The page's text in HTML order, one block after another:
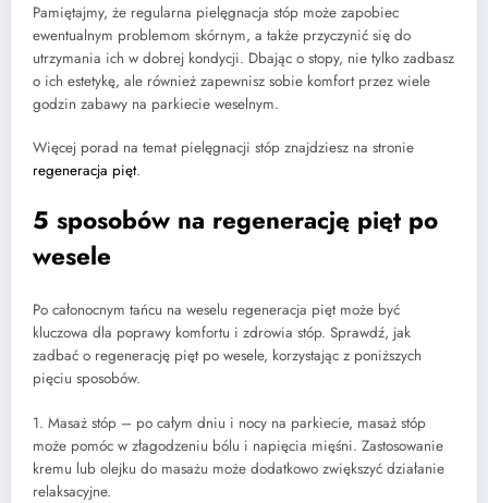
Pamiętajmy, że regularna pielęgnacja stóp może zapobiec
ewentualnym problemom skórnym, a także przyczynić się do
utrzymania ich w dobrej kondycji. Dbając o stopy, nie tylko zadbasz
o ich estetykę, ale również zapewnisz sobie komfort przez wiele
godzin zabawy na parkiecie weselnym.
Więcej porad na temat pielęgnacji stóp znajdziesz na stronie
regeneracja pięt.
5 sposobów na regenerację pięt po
wesele
Po całonocnym tańcu na weselu regeneracja pięt może być
kluczowa dla poprawy komfortu i zdrowia stóp. Sprawdź, jak
zadbać o regenerację pięt po wesele, korzystając z poniższych
pięciu sposobów.
1. Masaż stóp – po całym dniu i nocy na parkiecie, masaż stóp
może pomóc w złagodzeniu bólu i napięcia mięśni. Zastosowanie
kremu lub olejku do masażu może dodatkowo zwiększyć działanie
relaksacyjne.